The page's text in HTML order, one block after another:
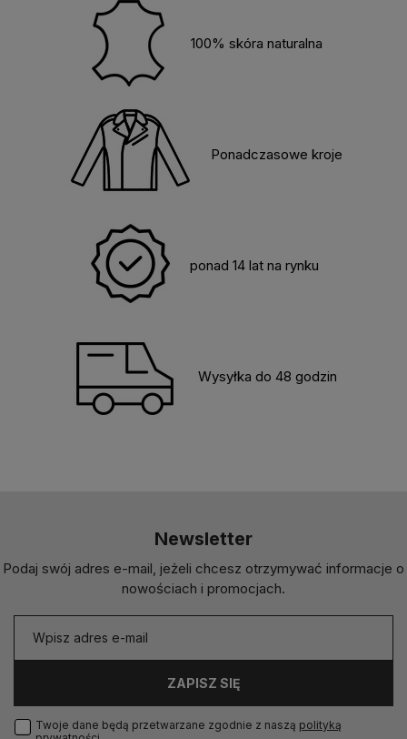
100% skóra naturalna
Ponadczasowe kroje
ponad 14 lat na rynku
Wysyłka do 48 godzin
Newsletter
Podaj swój adres e-mail, jeżeli chcesz otrzymywać informacje o
nowościach i promocjach.
ZAPISZ SIĘ
Twoje dane będą przetwarzane zgodnie z naszą polityką